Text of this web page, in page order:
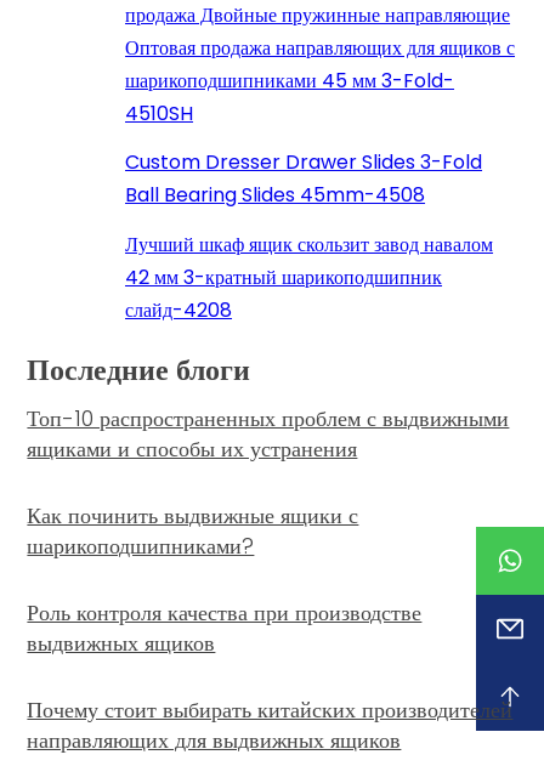
продажа Двойные пружинные направляющие
Оптовая продажа направляющих для ящиков с
шарикоподшипниками 45 мм 3-Fold-
4510SH
Custom Dresser Drawer Slides 3-Fold
Ball Bearing Slides 45mm-4508
Лучший шкаф ящик скользит завод навалом
42 мм 3-кратный шарикоподшипник
слайд-4208
Последние блоги
Топ-10 распространенных проблем с выдвижными
ящиками и способы их устранения
Как починить выдвижные ящики с
шарикоподшипниками?
Роль контроля качества при производстве
выдвижных ящиков
Почему стоит выбирать китайских производителей
направляющих для выдвижных ящиков